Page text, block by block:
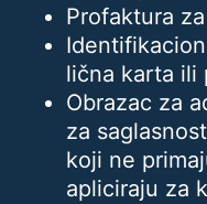
Profaktura
lična karta ili
Obrazac za
za
koji ne
apliciraju za